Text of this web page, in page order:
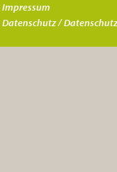
Impressum
Datenschutz /